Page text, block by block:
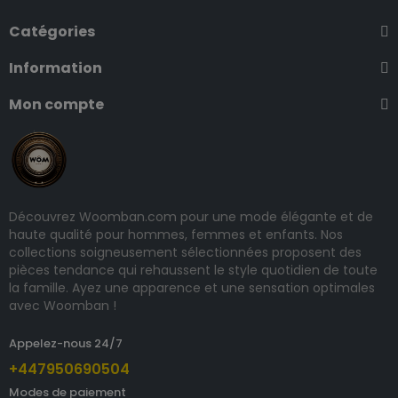
Catégories
Information
Mon compte
Découvrez Woomban.com pour une mode élégante et de
haute qualité pour hommes, femmes et enfants. Nos
collections soigneusement sélectionnées proposent des
pièces tendance qui rehaussent le style quotidien de toute
la famille. Ayez une apparence et une sensation optimales
avec Woomban !
Appelez-nous 24/7
+447950690504
Modes de paiement